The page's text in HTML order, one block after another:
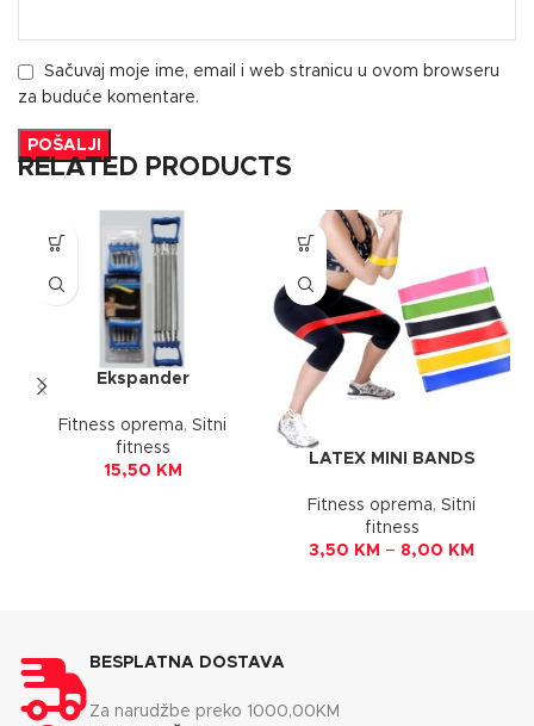
Sačuvaj moje ime, email i web stranicu u ovom browseru
za buduće komentare.
RELATED PRODUCTS
Ekspander
Fitness oprema, Sitni
fitness
15,50 KM
LATEX MINI BANDS
Fitness oprema, Sitni
fitness
3,50 KM – 8,00 KM
BESPLATNA DOSTAVA
Za narudžbe preko 1000,00KM